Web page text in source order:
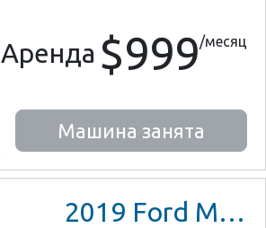
Аренда $999/месяц
Машина занята
2019 Ford Mustang